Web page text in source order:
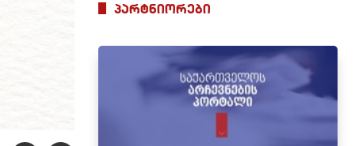
პარტნიორები